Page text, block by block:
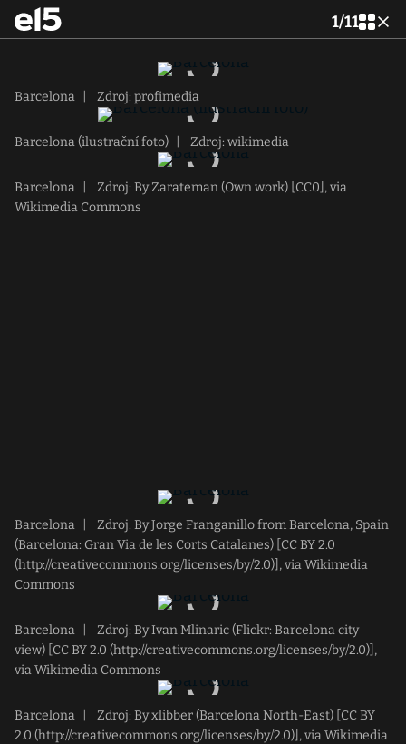
1/11
Barcelona Zdroj: profimedia
Barcelona (ilustrační foto) Zdroj: wikimedia
Barcelona
Zdroj: By Zarateman (Own work) [CC0], via
Wikimedia Commons
Barcelona
Zdroj: By Jorge Franganillo from Barcelona, Spain
(Barcelona: Gran Via de les Corts Catalanes) [CC BY 2.0
(http://creativecommons.org/licenses/by/2.0)], via Wikimedia
Commons
Barcelona
Zdroj: By Ivan Mlinaric (Flickr: Barcelona city
view) [CC BY 2.0 (http://creativecommons.org/licenses/by/2.0)],
via Wikimedia Commons
Barcelona
Zdroj: By xlibber (Barcelona North-East) [CC BY
2.0 (http://creativecommons.org/licenses/by/2.0)], via Wikimedia